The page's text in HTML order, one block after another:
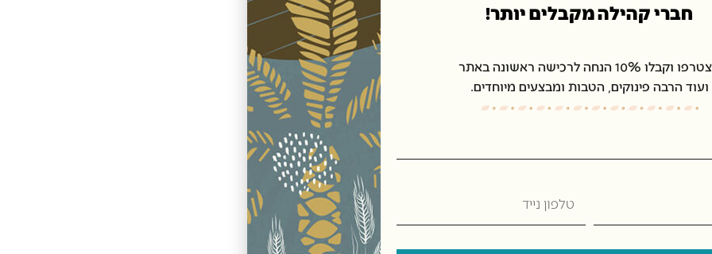
חברי קהילה מקבלים יותר!
וקבלו 10% הנחה לרכישה ראשונה באתר
ועוד הרבה פינוקים, הטבות ומבצעים מיוחדים.
נייד